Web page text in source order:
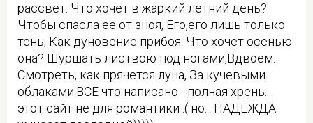
рассвет. Что хочет в жаркий летний день?
Чтобы спасла ее от зноя, Его,его лишь только
тень, Как дуновение прибоя. Что хочет осенью
она? Шуршать листвою под ногами,Вдвоем.
Смотреть, как прячется луна, За кучевыми
облаками.ВСЁ что написано - полная хрень....
этот сайт не для романтики :( но... НАДЕЖДА